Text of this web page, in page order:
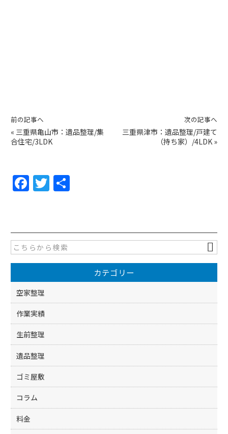
前の記事へ
« 三重県亀山市：遺品整理/集
合住宅/3LDK
次の記事へ
三重県津市：遺品整理/戸建て
（持ち家）/4LDK »
F
e
b
o
o
k
T
er
カテゴリー
空家整理
作業実績
生前整理
遺品整理
ゴミ屋敷
コラム
料金